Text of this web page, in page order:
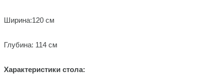
Ширина:120 см
Глубина: 114 см
Характеристики стола: